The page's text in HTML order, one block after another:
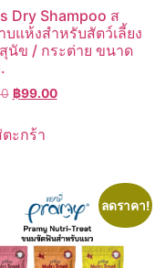
Dry Shampoo ส
บแห้งสำหรับสัตว์เลี้ยง
นัข / กระต่าย ขนาด
Original
was:
฿99.00Current
ะกร้า
ลดราคา!